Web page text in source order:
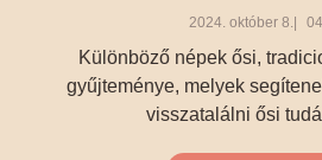
2024. október 8.
Különböző népek ősi,
gyűjteménye, melyek
visszatalálni ősi